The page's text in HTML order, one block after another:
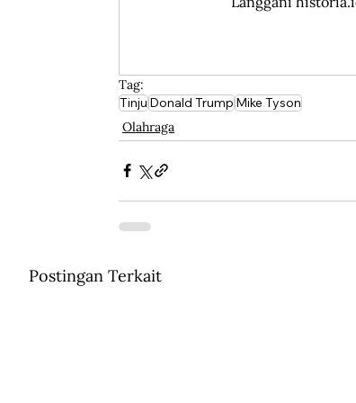
Tag:
TinjuDonald TrumpMike Tyson
Olahraga
Postingan Terkait